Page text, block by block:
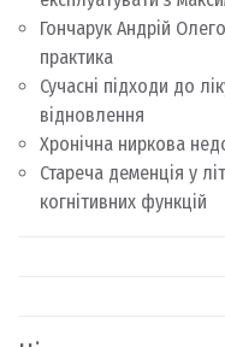
Гончарук Андрій
практика
Сучасні підходи до
відновлення
Хронічна ниркова
Стареча деменція у
когнітивних функцій